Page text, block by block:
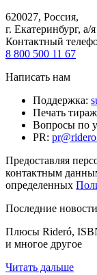
620027, Россия,
г. Екатеринбург, а/
Контактный
8 800 500 11 67
Написать нам
Поддержка:
Печать
Вопросы по
PR:
Предоставляя
контактным
определенных
Последние новости
Плюсы Rideró,
и многое другое
Читать дальше